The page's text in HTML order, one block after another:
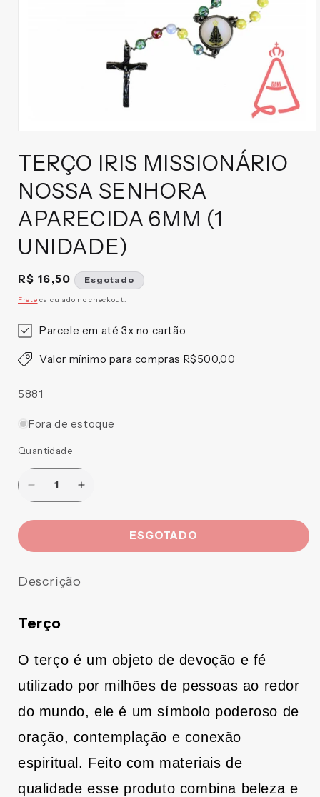
1
na
janela
modal
TERÇO IRIS MISSIONÁRIO
NOSSA SENHORA
APARECIDA 6MM (1
UNIDADE)
Preço
normal
R$ 16,50 Esgotado
Frete calculado no checkout.
Parcele em até 3x no cartão
Valor mínimo para compras R$500,00
SKU:
5881
Fora de estoque
Quantidade
Diminuir
quantidade
TERÇO
MISSIONÁRIO
SENHORA
APARECIDA
(1
UNIDADE)
Aumentar
quantidade
TERÇO
(1
UNIDADE)
ESGOTADO
Descrição
Terço
O terço é um objeto de devoção e fé
utilizado por milhões de pessoas ao redor
do mundo, ele é um símbolo poderoso de
oração, contemplação e conexão
espiritual. Feito com materiais de
qualidade esse produto combina beleza e